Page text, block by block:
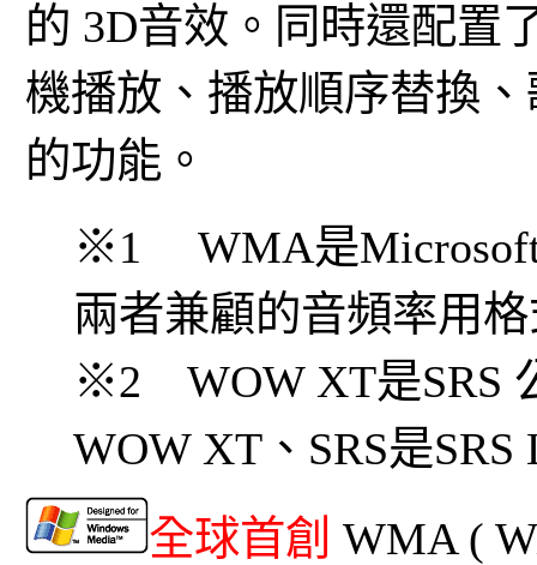
的 3D音效。同時還配置
機播放、播放順序替換
的功能。
※1 WMA是Microsoft
兩者兼顧的音頻率用
※2 WOW XT是SRS
WOW XT、SRS是
全球首創 WMA (